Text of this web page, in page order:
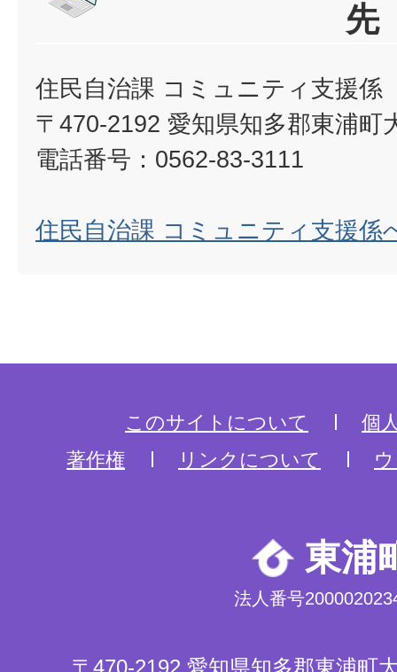
先
住民自治課 コミュニティ支援係
〒470-2192 愛知県知多郡東浦町
電話番号：0562-83-3111
住民自治課 コミュニティ支援係
このサイトについて
個
著作権
リンクについて
東浦
法人番号
〒470-2192 愛知県知多郡東浦町